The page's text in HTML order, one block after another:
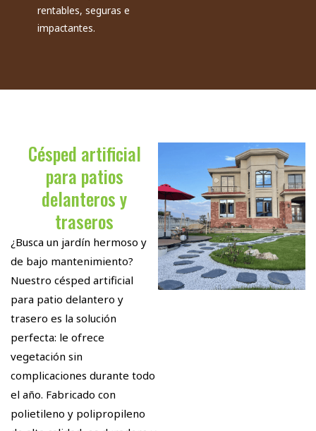
rentables, seguras e
impactantes.
Césped artificial
para patios
delanteros y
traseros
¿Busca un jardín hermoso y
de bajo mantenimiento?
Nuestro césped artificial
para patio delantero y
trasero es la solución
perfecta: le ofrece
vegetación sin
complicaciones durante todo
el año. Fabricado con
polietileno y polipropileno